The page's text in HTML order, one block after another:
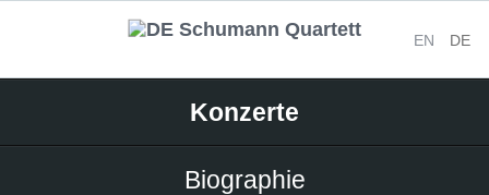
EN DE
Konzerte
Biographie